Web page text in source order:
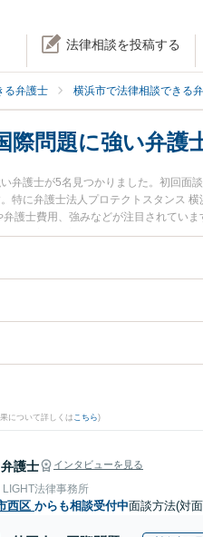
法律相談を投稿する
る弁護士 横浜市で法律相談できる
際問題に強い弁護
弁護士が5名見つかりました。初回
特に弁護士法人プロテクトスタンス
護士費用、強みなどが注目されてい
決の実績豊富な近くの弁護士を検索
です。
について詳しくは こちら)
弁護士 インタビューを見る
LIGHT法律事務所
西区 からも相談受付中面談方法(対